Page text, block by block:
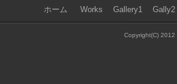
ホーム Works Gallery1｜ Gally2
Copyright(C) 2012